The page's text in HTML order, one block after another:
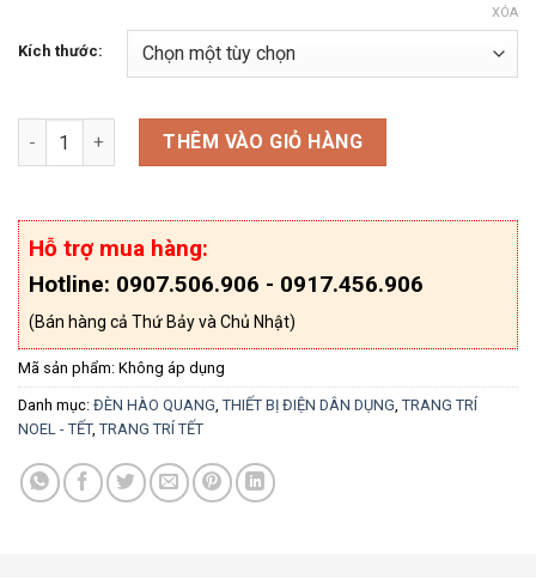
Kích thước:
XÓA
Đèn Hào Quang Cơ Neon Sen số lượng
THÊM VÀO GIỎ HÀNG
Hỗ trợ mua hàng:
Hotline: 0907.506.906 - 0917.456.906
(Bán hàng cả Thứ Bảy và Chủ Nhật)
Mã sản phẩm: Không áp dụng
Danh mục: ĐÈN HÀO QUANG, THIẾT BỊ ĐIỆN DÂN DỤNG, TRANG TRÍ
NOEL - TẾT, TRANG TRÍ TẾT